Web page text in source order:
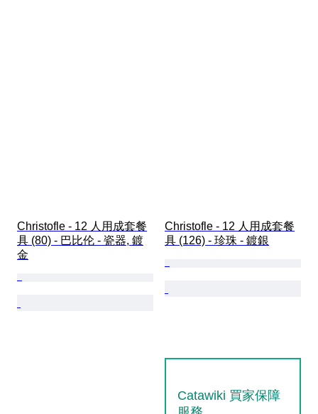
Christofle - 12 人用成套餐
具 (80) - 巴比伦 - 瓷器, 鍍
金
Christofle - 12 人用成套餐
具 (126) - 珍珠 - 鍍銀
Catawiki 買家保障